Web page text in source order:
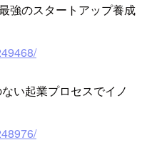
強のスタートアップ養成
い起業プロセスでイノ